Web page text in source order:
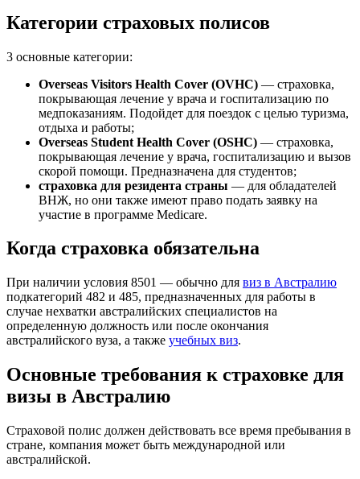
Категории страховых полисов
3 основные категории:
Overseas Visitors Health Cover (OVHC) — страховка,
покрывающая лечение у врача и госпитализацию по
медпоказаниям. Подойдет для поездок с целью туризма,
отдыха и работы;
Overseas Student Health Cover (OSHC) — страховка,
покрывающая лечение у врача, госпитализацию и вызов
скорой помощи. Предназначена для студентов;
страховка для резидента страны — для обладателей
ВНЖ, но они также имеют право подать заявку на
участие в программе Medicare.
Когда страховка обязательна
При наличии условия 8501 — обычно для виз в Австралию
подкатегорий 482 и 485, предназначенных для работы в
случае нехватки австралийских специалистов на
определенную должность или после окончания
австралийского вуза, а также учебных виз.
Основные требования к страховке для
визы в Австралию
Страховой полис должен действовать все время пребывания в
стране, компания может быть международной или
австралийской.